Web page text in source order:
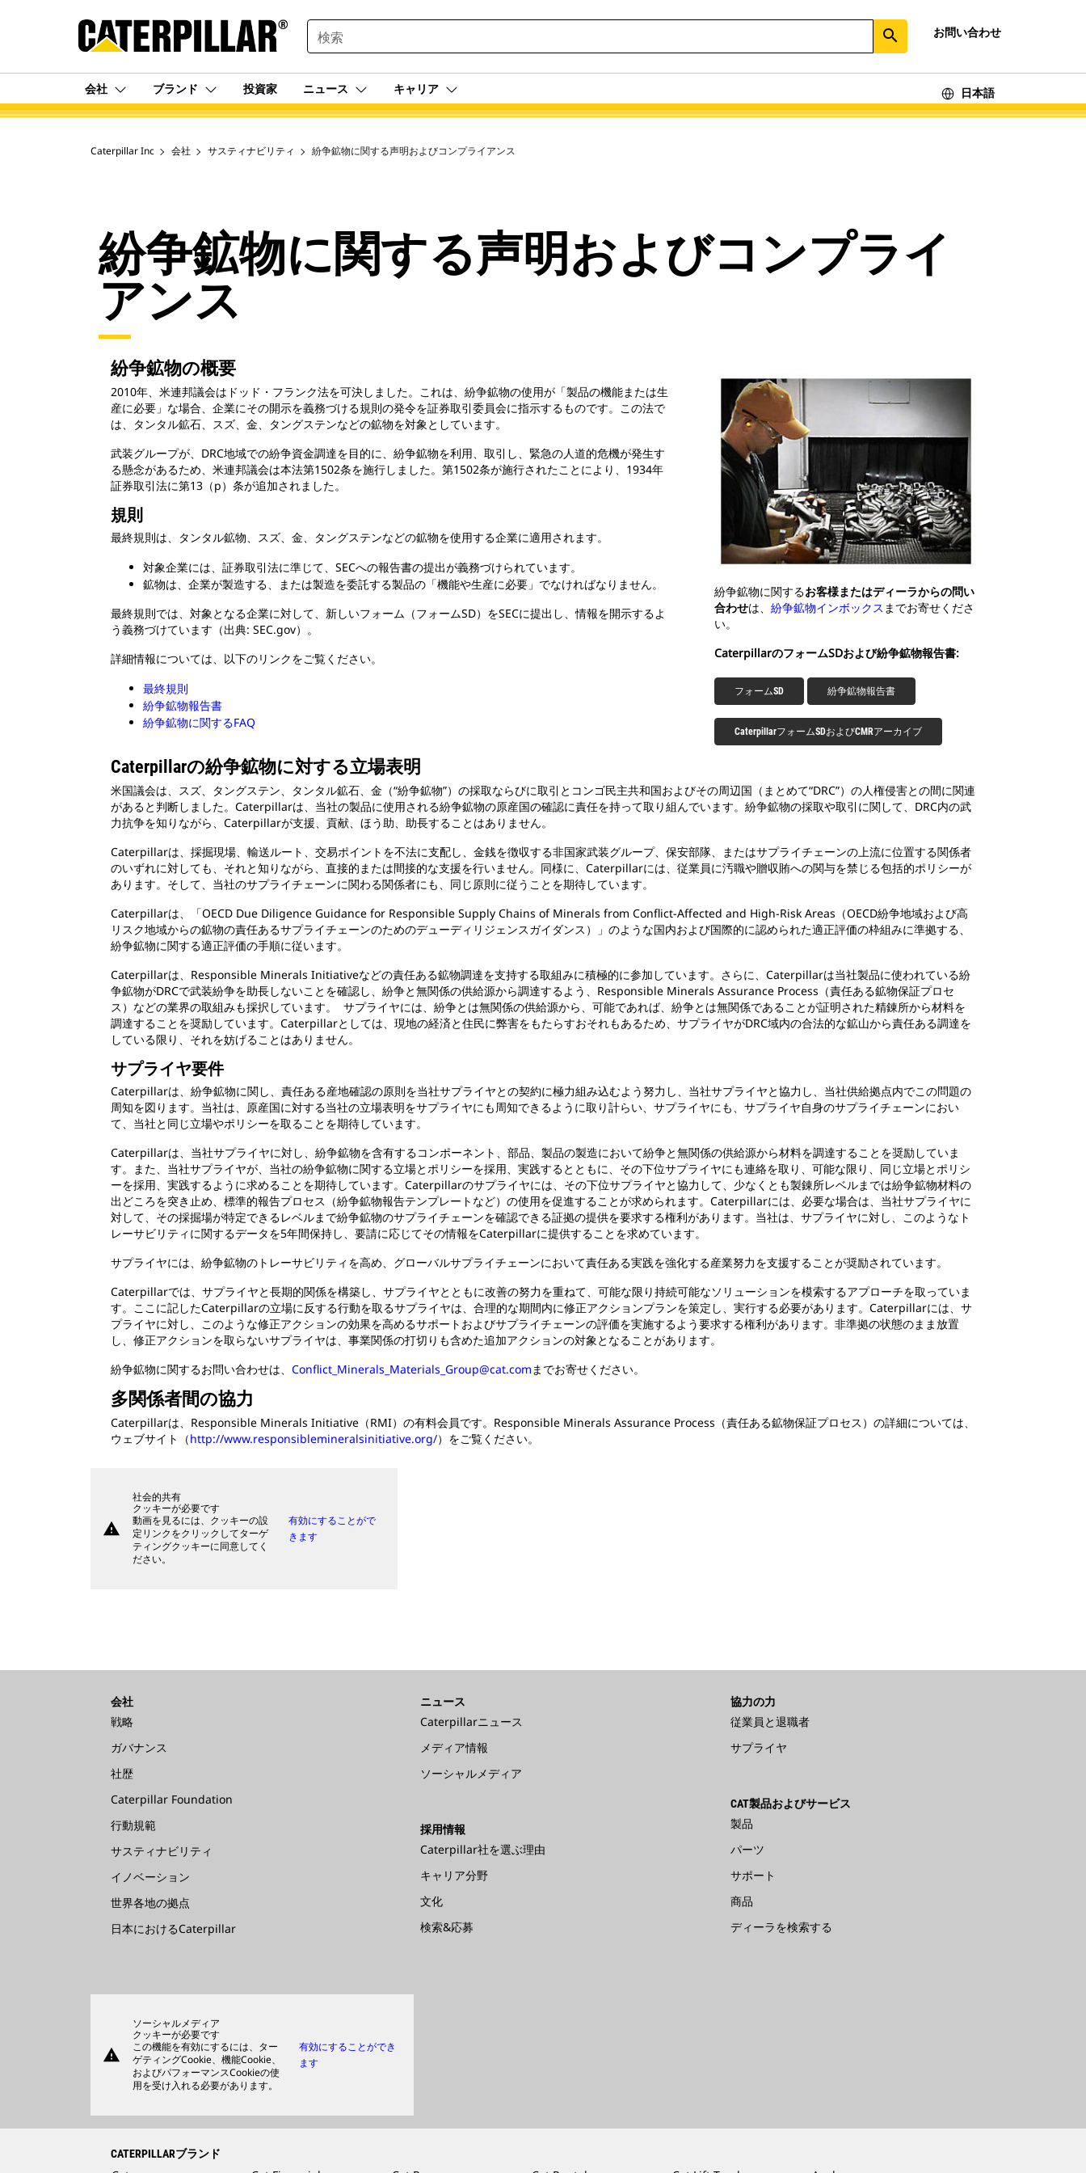
SEARCH search お問い合わせ
会社 ブランド 投資家 ニュース キャリア 日本語
Caterpillar Inc 会社 サスティナビリティ 紛争鉱物に関する声明およびコンプライアンス
紛争鉱物に関する声明およびコンプライ
アンス
紛争鉱物の概要
2010年、米連邦議会はドッド・フランク法を可決しました。これは、紛争鉱物の使用が「製品の機能または生
産に必要」な場合、企業にその開示を義務づける規則の発令を証券取引委員会に指示するものです。この法で
は、タンタル鉱石、スズ、金、タングステンなどの鉱物を対象としています。
武装グループが、DRC地域での紛争資金調達を目的に、紛争鉱物を利用、取引し、緊急の人道的危機が発生す
る懸念があるため、米連邦議会は本法第1502条を施行しました。第1502条が施行されたことにより、1934年
証券取引法に第13（p）条が追加されました。
規則
最終規則は、タンタル鉱物、スズ、金、タングステンなどの鉱物を使用する企業に適用されます。
対象企業には、証券取引法に準じて、SECへの報告書の提出が義務づけられています。
鉱物は、企業が製造する、または製造を委託する製品の「機能や生産に必要」でなければなりません。
最終規則では、対象となる企業に対して、新しいフォーム（フォームSD）をSECに提出し、情報を開示するよ
う義務づけています（出典: SEC.gov）。
詳細情報については、以下のリンクをご覧ください。
最終規則
紛争鉱物報告書
紛争鉱物に関するFAQ
紛争鉱物に関するお客様またはディーラからの問い
合わせは、 紛争鉱物インボックス までお寄せくださ
い。
CaterpillarのフォームSDおよび紛争鉱物報告書:
フォームSD 紛争鉱物報告書
CaterpillarフォームSDおよびCMRアーカイブ
Caterpillarの紛争鉱物に対する立場表明
米国議会は、スズ、タングステン、タンタル鉱石、金（“紛争鉱物”）の採取ならびに取引とコンゴ民主共和国およびその周辺国（まとめて“DRC”）の人権侵害との間に関連
があると判断しました。Caterpillarは、当社の製品に使用される紛争鉱物の原産国の確認に責任を持って取り組んでいます。紛争鉱物の採取や取引に関して、DRC内の武
力抗争を知りながら、Caterpillarが支援、貢献、ほう助、助長することはありません。
Caterpillarは、採掘現場、輸送ルート、交易ポイントを不法に支配し、金銭を徴収する非国家武装グループ、保安部隊、またはサプライチェーンの上流に位置する関係者
のいずれに対しても、それと知りながら、直接的または間接的な支援を行いません。同様に、Caterpillarには、従業員に汚職や贈収賄への関与を禁じる包括的ポリシーが
あります。そして、当社のサプライチェーンに関わる関係者にも、同じ原則に従うことを期待しています。
Caterpillarは、「OECD Due Diligence Guidance for Responsible Supply Chains of Minerals from Conflict-Affected and High-Risk Areas（OECD紛争地域および高
リスク地域からの鉱物の責任あるサプライチェーンのためのデューディリジェンスガイダンス）」のような国内および国際的に認められた適正評価の枠組みに準拠する、
紛争鉱物に関する適正評価の手順に従います。
Caterpillarは、Responsible Minerals Initiativeなどの責任ある鉱物調達を支持する取組みに積極的に参加しています。さらに、Caterpillarは当社製品に使われている紛
争鉱物がDRCで武装紛争を助長しないことを確認し、紛争と無関係の供給源から調達するよう、Responsible Minerals Assurance Process（責任ある鉱物保証プロセ
ス）などの業界の取組みも採択しています。 サプライヤには、紛争とは無関係の供給源から、可能であれば、紛争とは無関係であることが証明された精錬所から材料を
調達することを奨励しています。Caterpillarとしては、現地の経済と住民に弊害をもたらすおそれもあるため、サプライヤがDRC域内の合法的な鉱山から責任ある調達を
している限り、それを妨げることはありません。
サプライヤ要件
Caterpillarは、紛争鉱物に関し、責任ある産地確認の原則を当社サプライヤとの契約に極力組み込むよう努力し、当社サプライヤと協力し、当社供給拠点内でこの問題の
周知を図ります。当社は、原産国に対する当社の立場表明をサプライヤにも周知できるように取り計らい、サプライヤにも、サプライヤ自身のサプライチェーンにおい
て、当社と同じ立場やポリシーを取ることを期待しています。
Caterpillarは、当社サプライヤに対し、紛争鉱物を含有するコンポーネント、部品、製品の製造において紛争と無関係の供給源から材料を調達することを奨励していま
す。また、当社サプライヤが、当社の紛争鉱物に関する立場とポリシーを採用、実践するとともに、その下位サプライヤにも連絡を取り、可能な限り、同じ立場とポリシ
ーを採用、実践するように求めることを期待しています。Caterpillarのサプライヤには、その下位サプライヤと協力して、少なくとも製錬所レベルまでは紛争鉱物材料の
出どころを突き止め、標準的報告プロセス（紛争鉱物報告テンプレートなど）の使用を促進することが求められます。Caterpillarには、必要な場合は、当社サプライヤに
対して、その採掘場が特定できるレベルまで紛争鉱物のサプライチェーンを確認できる証拠の提供を要求する権利があります。当社は、サプライヤに対し、このようなト
レーサビリティに関するデータを5年間保持し、要請に応じてその情報をCaterpillarに提供することを求めています。
サプライヤには、紛争鉱物のトレーサビリティを高め、グローバルサプライチェーンにおいて責任ある実践を強化する産業努力を支援することが奨励されています。
Caterpillarでは、サプライヤと長期的関係を構築し、サプライヤとともに改善の努力を重ねて、可能な限り持続可能なソリューションを模索するアプローチを取っていま
す。ここに記したCaterpillarの立場に反する行動を取るサプライヤは、合理的な期間内に修正アクションプランを策定し、実行する必要があります。Caterpillarには、サ
プライヤに対し、このような修正アクションの効果を高めるサポートおよびサプライチェーンの評価を実施するよう要求する権利があります。非準拠の状態のまま放置
し、修正アクションを取らないサプライヤは、事業関係の打切りも含めた追加アクションの対象となることがあります。
紛争鉱物に関するお問い合わせは、 Conflict_Minerals_Materials_Group@cat.comまでお寄せください。
多関係者間の協力
Caterpillarは、Responsible Minerals Initiative（RMI）の有料会員です。Responsible Minerals Assurance Process（責任ある鉱物保証プロセス）の詳細については、
ウェブサイト（http://www.responsiblemineralsinitiative.org/）をご覧ください。
warning
社会的共有
クッキーが必要です
動画を見るには、クッキーの設
定リンクをクリックしてターゲ
ティングクッキーに同意してく
ださい。
有効にすることがで
きます
会社
戦略
ガバナンス
社歴
Caterpillar Foundation
行動規範
サスティナビリティ
イノベーション
世界各地の拠点
日本におけるCaterpillar
ニュース
Caterpillarニュース
メディア情報
ソーシャルメディア
採用情報
Caterpillar社を選ぶ理由
キャリア分野
文化
検索&応募
協力の力
従業員と退職者
サプライヤ
CAT製品およびサービス
製品
パーツ
サポート
商品
ディーラを検索する
warning
ソーシャルメディア
クッキーが必要です
この機能を有効にするには、ター
ゲティングCookie、機能Cookie、
およびパフォーマンスCookieの使
用を受け入れる必要があります。
有効にすることができ
ます
CATERPILLARブランド